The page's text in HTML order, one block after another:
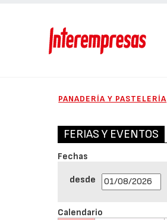
PANADERÍA Y PASTELERÍA
FERIAS Y EVENTOS
Fechas
desde
Calendario